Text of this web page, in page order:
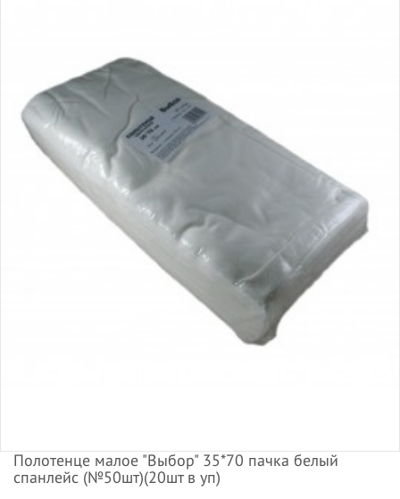
Полотенце малое "Выбор" 35*70 пачка белый
спанлейс (№50шт)(20шт в уп)